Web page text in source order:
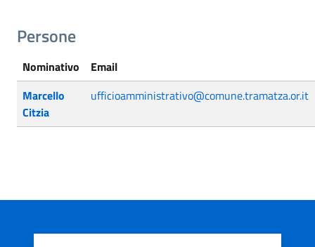
Persone
Nominativo
Email
Marcello
Citzia
ufficioamministrativo@comune.tramatza.or.it